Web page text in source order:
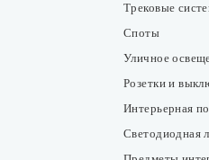
Трековые
Споты
Уличное
Розетки и
Интерьерная
Светодиодная